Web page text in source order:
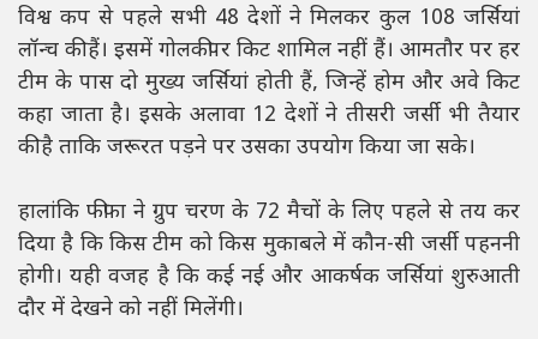
विश्व कप से पहले सभी 48 देशों ने मिलकर कुल 108 जर्सियां
लॉन्च की हैं। इसमें गोलकीपर किट शामिल नहीं हैं। आमतौर पर हर
टीम के पास दो मुख्य जर्सियां होती हैं, जिन्हें होम और अवे किट
कहा जाता है। इसके अलावा 12 देशों ने तीसरी जर्सी भी तैयार
की है ताकि जरूरत पड़ने पर उसका उपयोग किया जा सके।
हालांकि फीफा ने ग्रुप चरण के 72 मैचों के लिए पहले से तय कर
दिया है कि किस टीम को किस मुकाबले में कौन-सी जर्सी पहननी
होगी। यही वजह है कि कई नई और आकर्षक जर्सियां शुरुआती
दौर में देखने को नहीं मिलेंगी।